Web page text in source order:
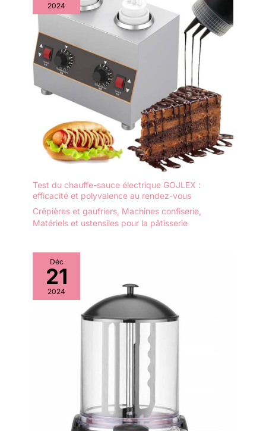
2024
Test du chauffe-sauce électrique GOJLEX :
efficacité et polyvalence au rendez-vous
Crêpières et gaufriers Machines confiserie
Matériels et ustensiles pour la pâtisserie
Déc
21
2024